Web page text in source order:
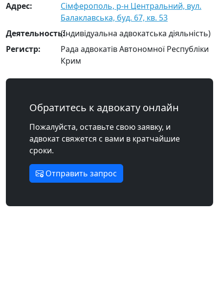
Адрес:
Сімферополь, р-н Центральний, вул.
Балаклавська, буд. 67, кв. 53
Деятельность:(Індивідуальна адвокатська діяльність)
Регистр:
Рада адвокатів Автономної Республіки
Крим
Обратитесь к адвокату онлайн
Пожалуйста, оставьте свою заявку, и
адвокат свяжется с вами в кратчайшие
сроки.
Отправить запрос